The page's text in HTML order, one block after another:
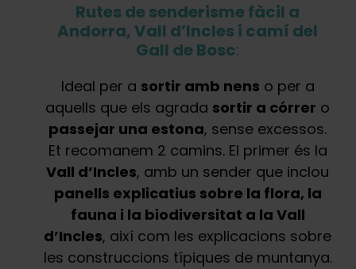
Rutes de senderisme fàcil a
Andorra, Vall d’Incles i camí del
Gall de Bosc:
Ideal per a sortir amb nens o per a
aquells que els agrada sortir a córrer o
passejar una estona, sense excessos.
Et recomanem 2 camins. El primer és la
Vall d’Incles, amb un sender que inclou
panells explicatius sobre la flora, la
fauna i la biodiversitat a la Vall
d’Incles, així com les explicacions sobre
les construccions típiques de muntanya.